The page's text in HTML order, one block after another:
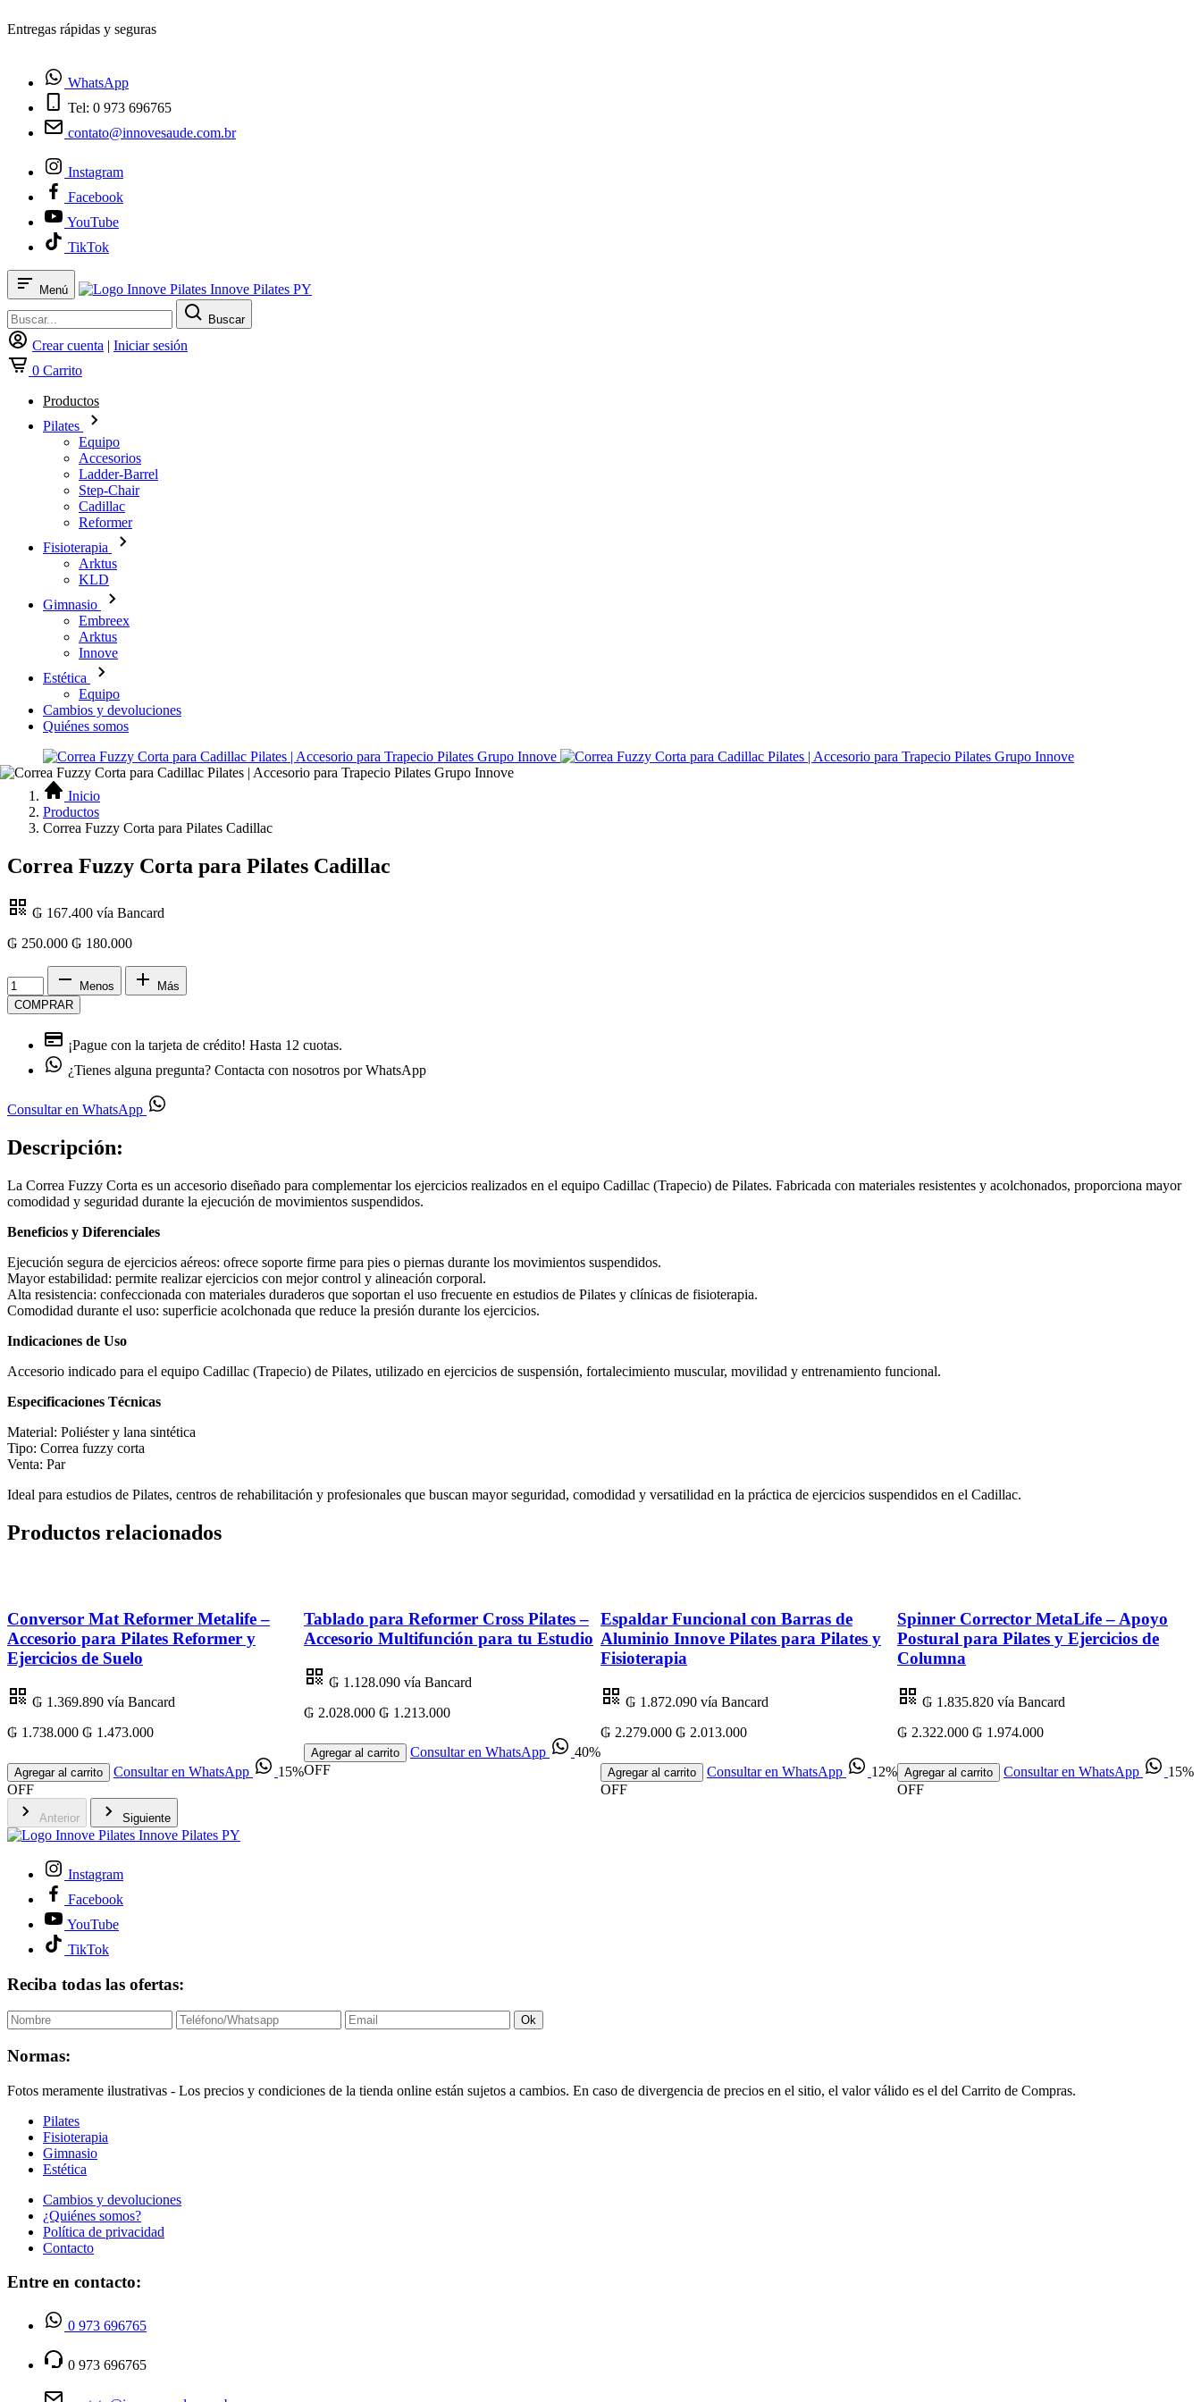
¿Tienes dudas? Habla con nosotros
WhatsApp
Tel: 0 973 696765
contato@innovesaude.com.br
Instagram
Facebook
YouTube
TikTok
Menú Innove Pilates PY
Buscar
Crear cuenta | Iniciar sesión
0 Carrito
Productos
Pilates
Equipo
Accesorios
Ladder-Barrel
Step-Chair
Cadillac
Reformer
Fisioterapia
Arktus
KLD
Gimnasio
Embreex
Arktus
Innove
Estética
Equipo
Cambios y devoluciones
Quiénes somos
Inicio
Productos
Correa Fuzzy Corta para Pilates Cadillac
Correa Fuzzy Corta para Pilates Cadillac
₲ 167.400 vía Bancard
₲ 250.000 ₲ 180.000
Menos
Más
COMPRAR
¡Pague con la tarjeta de crédito! Hasta 12 cuotas.
¿Tienes alguna pregunta? Contacta con nosotros por WhatsApp
Consultar en WhatsApp
Descripción:
La Correa Fuzzy Corta es un accesorio diseñado para complementar los ejercicios realizados en el equipo Cadillac (Trapecio) de Pilates. Fabricada con materiales resistentes y acolchonados, proporciona mayor
comodidad y seguridad durante la ejecución de movimientos suspendidos.
Beneficios y Diferenciales
Ejecución segura de ejercicios aéreos: ofrece soporte firme para pies o piernas durante los movimientos suspendidos.
Mayor estabilidad: permite realizar ejercicios con mejor control y alineación corporal.
Alta resistencia: confeccionada con materiales duraderos que soportan el uso frecuente en estudios de Pilates y clínicas de fisioterapia.
Comodidad durante el uso: superficie acolchonada que reduce la presión durante los ejercicios.
Indicaciones de Uso
Accesorio indicado para el equipo Cadillac (Trapecio) de Pilates, utilizado en ejercicios de suspensión, fortalecimiento muscular, movilidad y entrenamiento funcional.
Especificaciones Técnicas
Material: Poliéster y lana sintética
Tipo: Correa fuzzy corta
Venta: Par
Ideal para estudios de Pilates, centros de rehabilitación y profesionales que buscan mayor seguridad, comodidad y versatilidad en la práctica de ejercicios suspendidos en el Cadillac.
Productos relacionados
Conversor Mat Reformer Metalife –
Accesorio para Pilates Reformer y
Ejercicios de Suelo
₲ 1.369.890 vía Bancard
₲ 1.738.000 ₲ 1.473.000
Agregar al carrito Consultar en WhatsApp
15%
OFF
Tablado para Reformer Cross Pilates –
Accesorio Multifunción para tu Estudio
₲ 1.128.090 vía Bancard
₲ 2.028.000 ₲ 1.213.000
Agregar al carrito Consultar en WhatsApp
40%
OFF
Espaldar Funcional con Barras de
Aluminio Innove Pilates para Pilates y
Fisioterapia
₲ 1.872.090 vía Bancard
₲ 2.279.000 ₲ 2.013.000
Agregar al carrito Consultar en WhatsApp
12%
OFF
Spinner Corrector MetaLife – Apoyo
Postural para Pilates y Ejercicios de
Columna
₲ 1.835.820 vía Bancard
₲ 2.322.000 ₲ 1.974.000
Agregar al carrito Consultar en WhatsApp
15%
OFF
Anterior Siguiente
Innove Pilates PY
Instagram
Facebook
YouTube
TikTok
Reciba todas las ofertas:
Ok
Normas:
Fotos meramente ilustrativas - Los precios y condiciones de la tienda online están sujetos a cambios. En caso de divergencia de precios en el sitio, el valor válido es el del Carrito de Compras.
Pilates
Fisioterapia
Gimnasio
Estética
Cambios y devoluciones
¿Quiénes somos?
Política de privacidad
Contacto
Entre en contacto:
0 973 696765
0 973 696765